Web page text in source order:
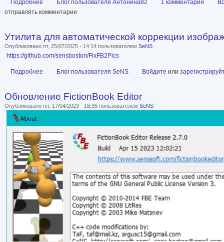
Подробнее о Литературная премия имени И.А. Ефремова
Блог пользователя Антонина82 1 комментарий
отправлять комментарии
Утилита для автоматической коррекции
Опубликовано пт, 25/07/2025 - 14:14 пользователем SeNS
https://github.com/sensboston/FixFB2Pics
Подробнее о Утилита для автоматической коррекции изображений в FB2
Блог пользователя SeNS Войдите или
Обновление FictionBook Editor
Опубликовано пн, 17/04/2023 - 18:35 пользователем SeNS